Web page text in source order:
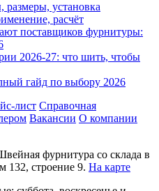
установка
расчёт
поставщиков фурнитуры:
2026-27: что шить, чтобы
гайд по выбору 2026
лист Справочная
Вакансии О компании
фурнитура со склада в
132, строение 9. На карте